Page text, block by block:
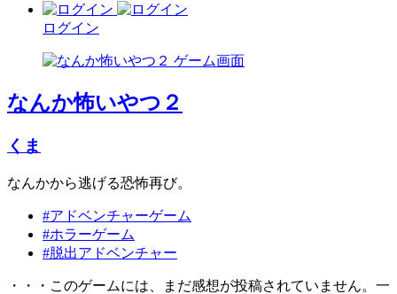
ログイン
なんか怖いやつ２
くま
なんかから逃げる恐怖再び。
#アドベンチャーゲーム
#ホラーゲーム
#脱出アドベンチャー
・・・このゲームには、まだ感想が投稿されていません。一